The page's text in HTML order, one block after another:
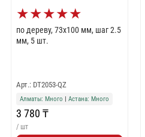
★★★★★
по дереву, 73x100 мм, шаг 2.5
мм, 5 шт.
Арт.: DT2053-QZ
Алматы: Много | Астана: Много
3 780 ₸
/ шт